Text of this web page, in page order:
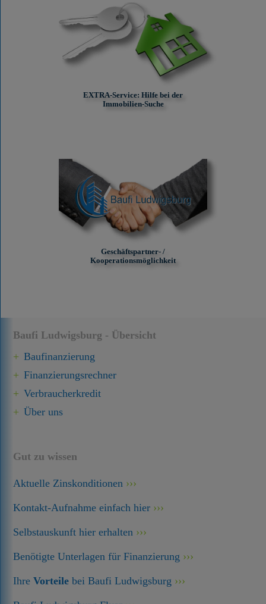
Baufi Ludwigsburg - Übersicht
Baufinanzierung
Finanzierungsrechner
Verbraucherkredit
Über uns
Gut zu wissen
Aktuelle Zinskonditionen
Kontakt-Aufnahme einfach hier
Selbstauskunft hier erhalten
Benötigte Unterlagen für Finanzierung
IhreVorteile bei Baufi Ludwigsburg
EXTRA-Service: Hilfe bei der
Immobilien-Suche
Geschäftspartner- /
Kooperationsmöglichkeit